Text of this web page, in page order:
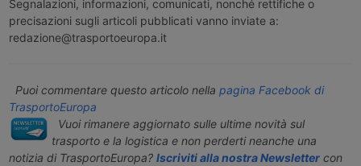
Segnalazioni, informazioni, comunicati, nonché rettifiche o
precisazioni sugli articoli pubblicati vanno inviate a:
redazione@trasportoeuropa.it
Puoi commentare questo articolo nella pagina Facebook di
TrasportoEuropa
Vuoi rimanere aggiornato sulle ultime novità sul
trasporto e la logistica e non perderti neanche una
notizia di TrasportoEuropa? Iscriviti alla nostra Newslettercon